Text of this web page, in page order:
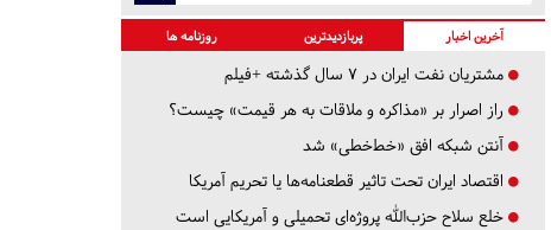
آخرین اخبار پربازدیدترین روزنامه ها
مشتریان نفت ایران در ۷ سال گذشته +فیلم
راز اصرار بر «مذاکره و ملاقات به هر قیمت» چیست؟
آنتن شبکه افق «خط‌خطی» شد
اقتصاد ایران تحت تاثیر قطعنامه‌ها یا تحریم‌ آمریکا
خلع سلاح حزب‌الله پروژه‌ای تحمیلی و آمریکایی است